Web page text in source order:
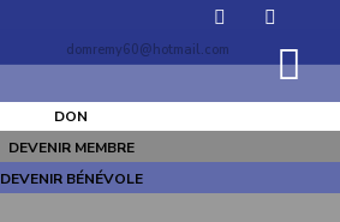
domremy60@hotmail.com
DON
DEVENIR MEMBRE
DEVENIR BÉNÉVOLE